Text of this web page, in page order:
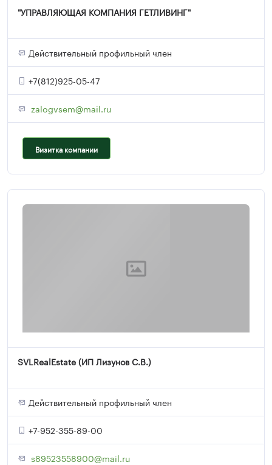
"УПРАВЛЯЮЩАЯ КОМПАНИЯ ГЕТЛИВИНГ"
Действительный профильный член
+7(812)925-05-47
zalogvsem@mail.ru
Визитка компании
SVLRealEstate (ИП Лизунов С.В.)
Действительный профильный член
+7-952-355-89-00
s89523558900@mail.ru